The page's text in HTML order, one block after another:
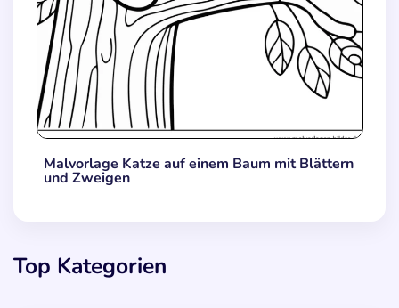
Malvorlage Katze auf einem Baum mit Blättern
und Zweigen
Top Kategorien